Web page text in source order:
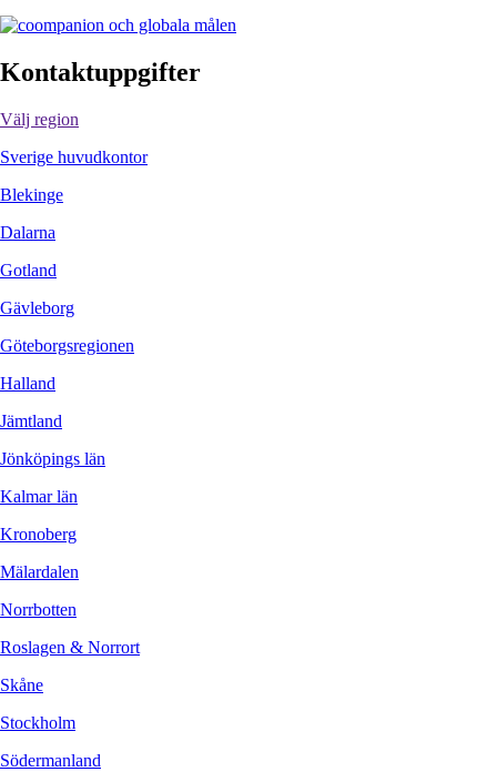
Kontaktuppgifter
Välj region
Sverige huvudkontor
Blekinge
Dalarna
Gotland
Gävleborg
Göteborgsregionen
Halland
Jämtland
Jönköpings län
Kalmar län
Kronoberg
Mälardalen
Norrbotten
Roslagen & Norrort
Skåne
Stockholm
Södermanland